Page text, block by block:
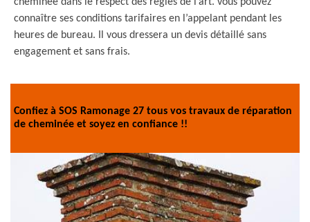
connaître ses conditions tarifaires en l’appelant pendant les
heures de bureau. Il vous dressera un devis détaillé sans
engagement et sans frais.
Confiez à SOS Ramonage 27 tous vos travaux de réparation
de cheminée et soyez en confiance !!